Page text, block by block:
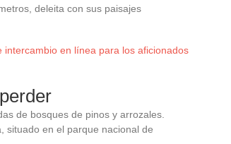
deleita con sus paisajes
intercambio en línea para los aficionados
de bosques de pinos y arrozales.
situado en el parque nacional de